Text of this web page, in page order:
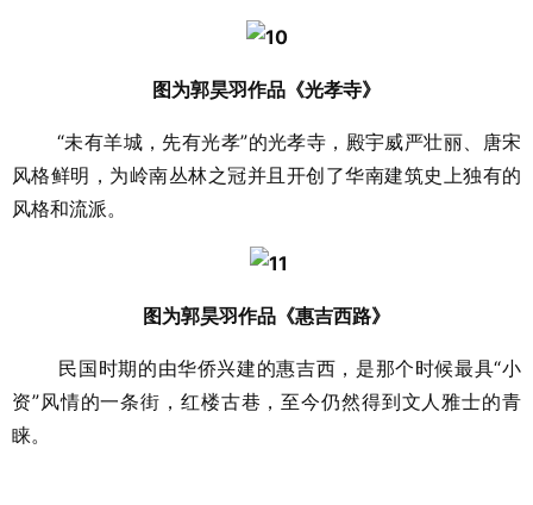
图为郭昊羽作品《光孝寺》
“未有羊城，先有光孝”的光孝寺，殿宇威严壮丽、唐宋
风格鲜明，为岭南丛林之冠并且开创了华南建筑史上独有的
风格和流派。
图为郭昊羽作品《惠吉西路》
民国时期的由华侨兴建的惠吉西，是那个时候最具“小
资”风情的一条街，红楼古巷，至今仍然得到文人雅士的青
睐。